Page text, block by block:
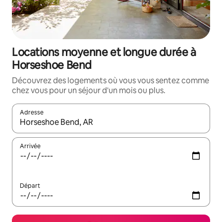
Locations moyenne et longue durée à
Horseshoe Bend
Découvrez des logements où vous vous sentez comme
chez vous pour un séjour d'un mois ou plus.
Adresse
Lorsque les résultats s'affichent, utilisez les flèches vers le
Arrivée
Départ